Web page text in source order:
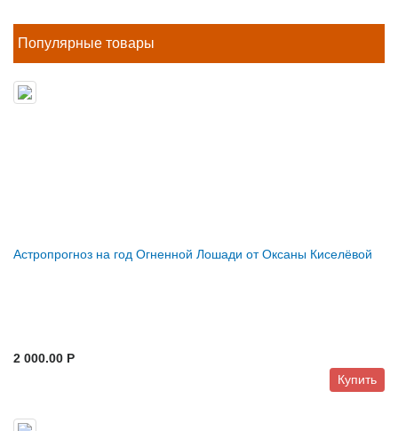
Популярные товары
Астропрогноз на год Огненной Лошади от Оксаны Киселёвой
2 000.00 P
Купить